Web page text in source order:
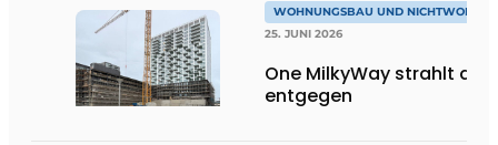
WOHNUNGSBAU UND
25. JUNI 2026
One MilkyWay strahlt dir
entgegen